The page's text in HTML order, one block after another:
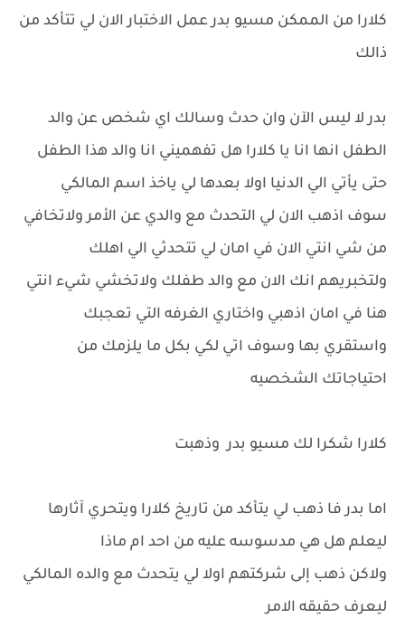
كلارا من الممكن مسيو بدر عمل الاختبار الان لي تتأكد من
ذالك
بدر لا ليس الآن وان حدث وسالك اي شخص عن والد
الطفل انها انا يا كلارا هل تفهميني انا والد هذا الطفل
حتى يأتي الي الدنيا اولا بعدها لي ياخذ اسم المالكي
سوف اذهب الان لي التحدث مع والدي عن الأمر ولاتخافي
من شي انتي الان في امان لي تتحدثي الي اهلك
ولتخبريهم انك الان مع والد طفلك ولاتخشي شيء انتي
هنا في امان اذهبي واختاري الغرفه التي تعجبك
واستقري بها وسوف اتي لكي بكل ما يلزمك من
احتياجاتك الشخصيه
كلارا شكرا لك مسيو بدر وذهبت
اما بدر فا ذهب لي يتأكد من تاريخ كلارا ويتحري آثارها
ليعلم هل هي مدسوسه عليه من احد ام ماذا
ولاكن ذهب إلى شركتهم اولا لي يتحدث مع والده المالكي
ليعرف حقيقه الامر